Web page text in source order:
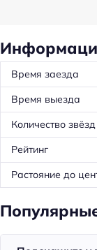
Тип сейфа: в
Удобства в
Кондиционер
Доставка еды
Мини-бар
Номера для
Тапочки
Время заезда
Время выезда
Количество звёзд
Рейтинг
Растояние до